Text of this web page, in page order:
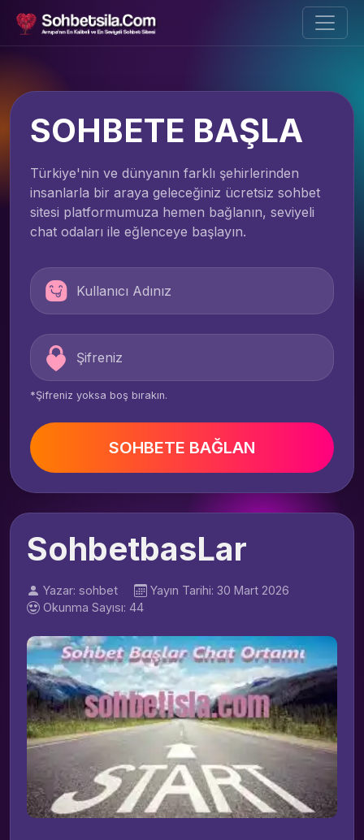
SOHBETE BAŞLA
Türkiye'nin ve dünyanın farklı şehirlerinden
insanlarla bir araya geleceğiniz ücretsiz sohbet
sitesi platformumuza hemen bağlanın, seviyeli
chat odaları ile eğlenceye başlayın.
*Şifreniz yoksa boş bırakın.
SOHBETE BAĞLAN
SohbetbasLar
Yazar: sohbet
Yayın Tarihi: 30 Mart 2026
Okunma Sayısı: 44